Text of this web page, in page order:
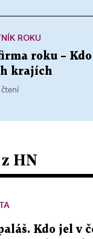
ROKU
roku –
krajích
čtení
HN
Kdo jel v